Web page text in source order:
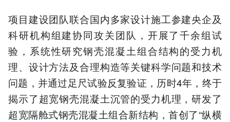
项目建设团队联合国内多家设计施工参建央企及
科研机构组建协同攻关团队，开展了千余组试
验，系统性研究钢壳混凝土组合结构的受力机
理、设计方法及合理构造等关键科学问题和技术
问题，并通过足尺试验反复验证，历时4年，终于
揭示了超宽钢壳混凝土沉管的受力机理，研发了
超宽隔舱式钢壳混凝土组合新结构，首创了“纵横